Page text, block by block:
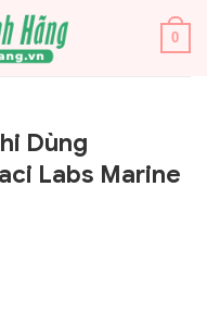
0
Dùng
Labs Marine